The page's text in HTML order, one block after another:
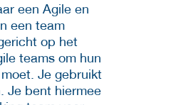
een Agile en
een team
op het
teams om hun
Je gebruikt
Je bent hiermee